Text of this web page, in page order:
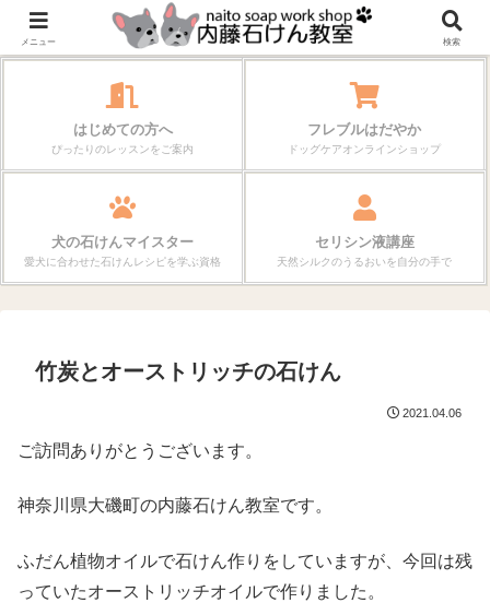
作る楽しさが、毎日の暮らしを変えていく。
はじめての方へ
ぴったりのレッスンをご案内
フレブルはだやか
ドッグケアオンラインショップ
犬の石けんマイスター
愛犬に合わせた石けんレシピを学ぶ資格
セリシン液講座
天然シルクのうるおいを自分の手で
竹炭とオーストリッチの石けん
2021.04.06
ご訪問ありがとうございます。
神奈川県大磯町の内藤石けん教室です。
ふだん植物オイルで石けん作りをしていますが、今回は残
っていたオーストリッチオイルで作りました。
メニュー 検索